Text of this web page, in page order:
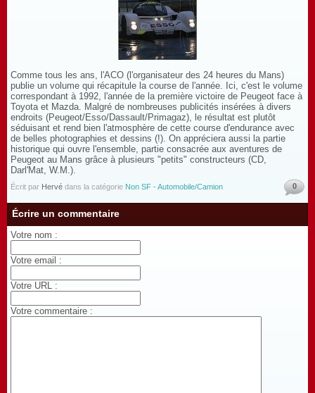
Comme tous les ans, l'ACO (l'organisateur des 24 heures du Mans)
publie un volume qui récapitule la course de l'année. Ici, c'est le volume
correspondant à 1992, l'année de la première victoire de Peugeot face à
Toyota et Mazda. Malgré de nombreuses publicités insérées à divers
endroits (Peugeot/Esso/Dassault/Primagaz), le résultat est plutôt
séduisant et rend bien l'atmosphère de cette course d'endurance avec
de belles photographies et dessins (!). On appréciera aussi la partie
historique qui ouvre l'ensemble, partie consacrée aux aventures de
Peugeot au Mans grâce à plusieurs "petits" constructeurs (CD,
Darl'Mat, W.M.).
Écrit par Hervé dans la catégorie Non SF - Automobile/Camion 0
Écrire un commentaire
Votre nom :
Votre email :
Votre URL :
Votre commentaire :